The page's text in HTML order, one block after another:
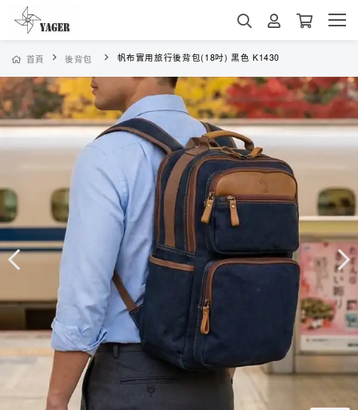
首頁 後背包 帆布實用旅行後背包(18吋) 黑色 K1430